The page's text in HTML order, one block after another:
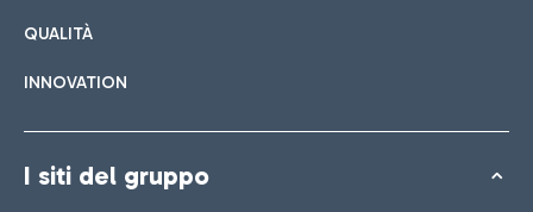
QUALITÀ
INNOVATION
I siti del gruppo